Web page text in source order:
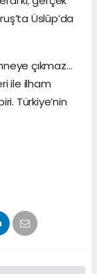
Üslûp’da
çıkmaz…
ile ilham
Türkiye’nin